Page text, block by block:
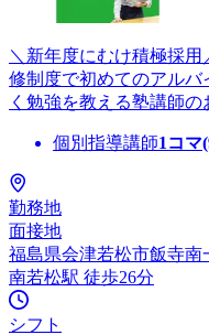
＼新年度にむけ積極採
修制度で初めてのアル
く勉強を教える塾講師の
個別指導講師1コマ
勤務地
面接地
福島県会津若松市飯寺南
南若松駅 徒歩26分
シフト